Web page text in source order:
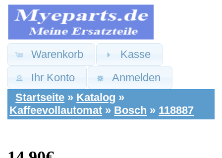
Warenkorb
Kasse
Ihr Konto
Anmelden
»
Kaffeevollautomat» Bosch »118887
14.90€